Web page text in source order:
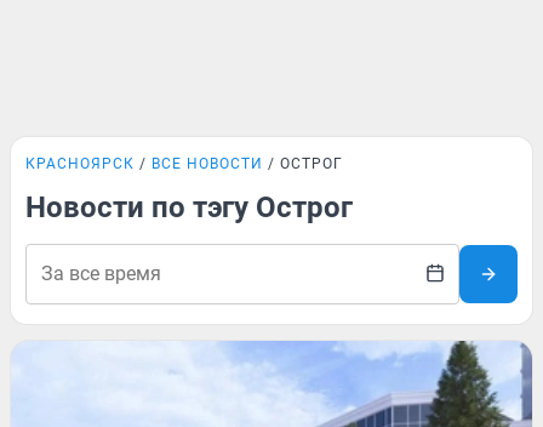
КРАСНОЯРСК ВСЕ НОВОСТИ ОСТРОГ
Новости по тэгу Острог